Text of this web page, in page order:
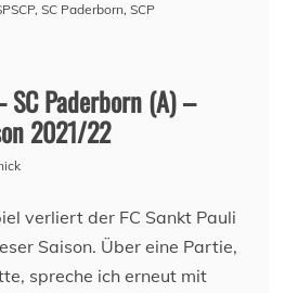
, SC Paderborn, SCP
Paderborn (A) –
2021/22
verliert der FC Sankt Pauli
Saison. Über eine Partie,
spreche ich erneut mit